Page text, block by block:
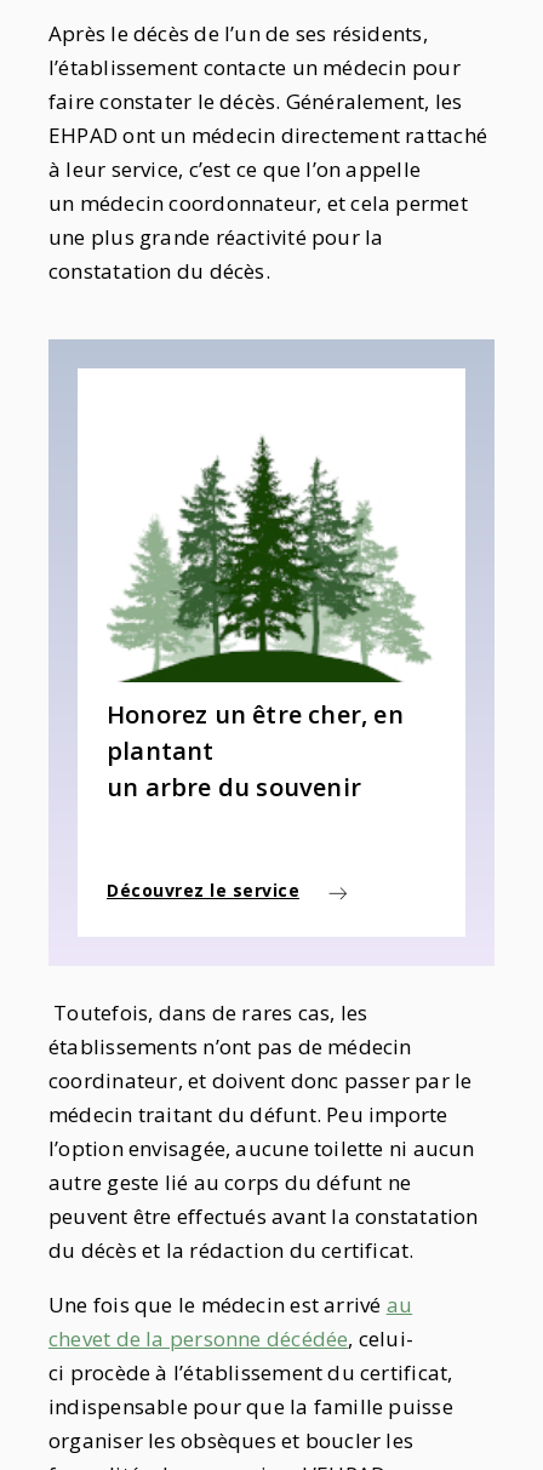
Après le décès de l’un de ses résidents,
l’établissement contacte un médecin pour
faire constater le décès. Généralement, les
EHPAD ont un médecin directement rattaché
à leur service, c’est ce que l’on appelle
un médecin coordonnateur, et cela permet
une plus grande réactivité pour la
constatation du décès.
Honorez un être cher, en
plantant
un arbre du souvenir
Découvrez le service
Toutefois, dans de rares cas, les
établissements n’ont pas de médecin
coordinateur, et doivent donc passer par le
médecin traitant du défunt. Peu importe
l’option envisagée, aucune toilette ni aucun
autre geste lié au corps du défunt ne
peuvent être effectués avant la constatation
du décès et la rédaction du certificat.
Une fois que le médecin est arrivé au
chevet de la personne décédée, celui-
ci procède à l’établissement du certificat,
indispensable pour que la famille puisse
organiser les obsèques et boucler les